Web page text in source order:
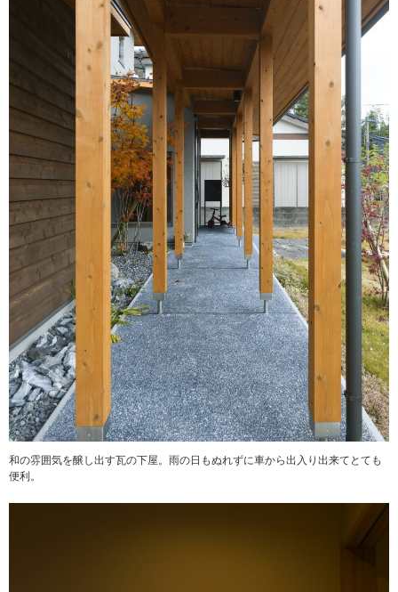
和の雰囲気を醸し出す瓦の下屋。雨の日もぬれずに車から出入り出来てとても
便利。